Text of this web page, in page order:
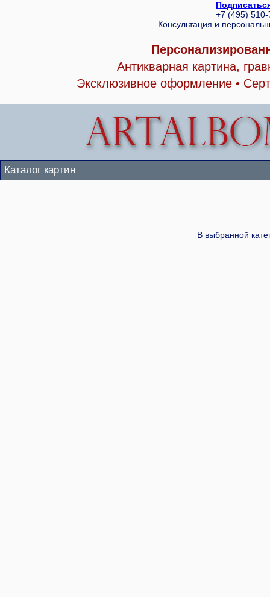
+7 (495)
Консультация и
Антикварная картина,
Эксклюзивное оформление •
Каталог картин
В выбранной